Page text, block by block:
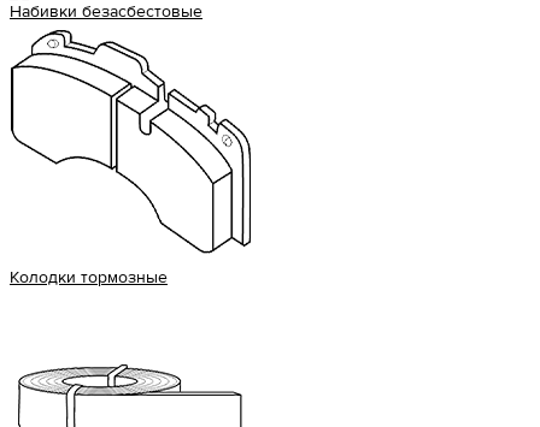
Набивки безасбестовые
Колодки тормозные